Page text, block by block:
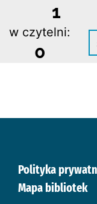
1
w czytelni:
0
Polityka
Mapa bibliotek